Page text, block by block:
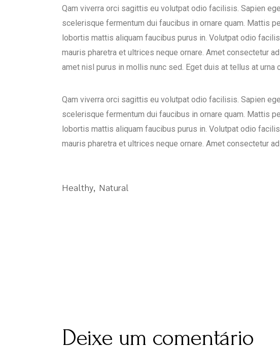
Qam viverra orci sagittis eu volutpat odio facilisis. Sapien
scelerisque fermentum dui faucibus in ornare quam. Mattis
lobortis mattis aliquam faucibus purus in. Volutpat odio
mauris pharetra et ultrices neque ornare. Amet consectetur
amet nisl purus in mollis nunc sed. Eget duis at tellus at urna
Qam viverra orci sagittis eu volutpat odio facilisis. Sapien
scelerisque fermentum dui faucibus in ornare quam. Mattis
lobortis mattis aliquam faucibus purus in. Volutpat odio
mauris pharetra et ultrices neque ornare. Amet consectetur
Healthy Natural
Deixe um comentário